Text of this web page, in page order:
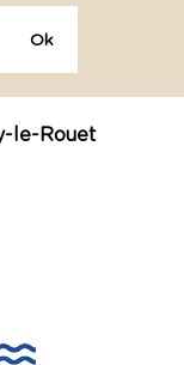
le-Rouet